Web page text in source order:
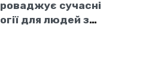
сучасні
для людей з
слуху